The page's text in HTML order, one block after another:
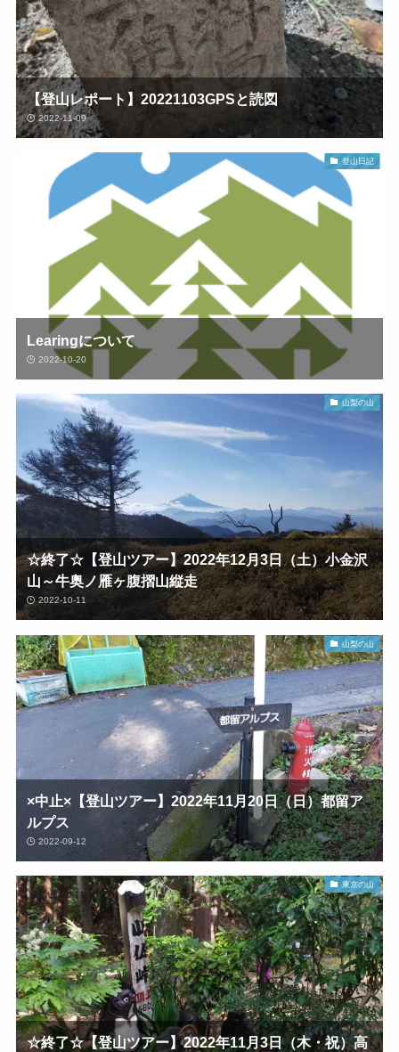
【登山レポート】20221103GPSと読図
2022-11-09
登山日記
Learingについて
2022-10-20
山梨の山
☆終了☆【登山ツアー】2022年12月3日（土）小金沢
山～牛奥ノ雁ヶ腹摺山縦走
2022-10-11
山梨の山
×中止×【登山ツアー】2022年11月20日（日）都留ア
ルプス
2022-09-12
東京の山
☆終了☆【登山ツアー】2022年11月3日（木・祝）高